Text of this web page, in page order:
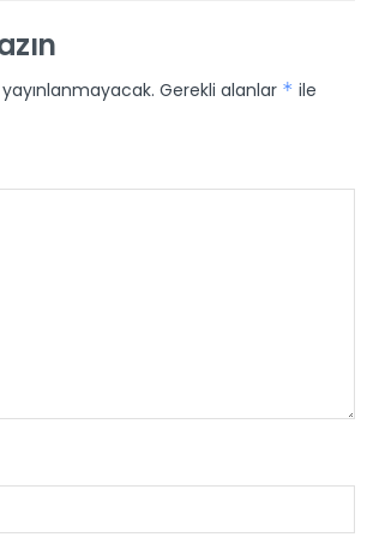
Gerekli alanlar * ile